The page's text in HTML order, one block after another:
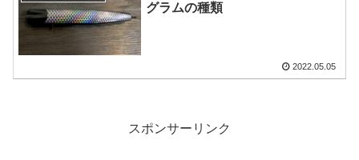
グラムの種類
2022.05.05
スポンサーリンク